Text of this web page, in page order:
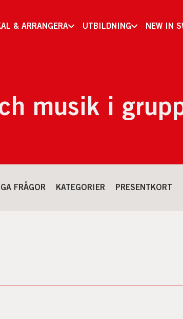
& ARRANGERA UTBILDNING NEW IN
musik i
FRÅGOR KATEGORIER PRESENTKORT